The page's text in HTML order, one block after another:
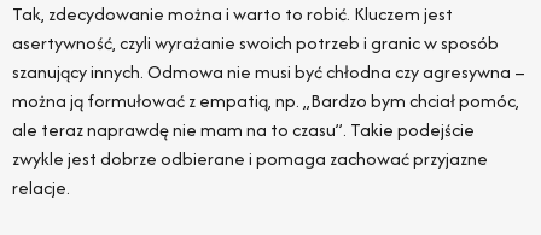
Tak, zdecydowanie można i warto to robić. Kluczem jest
asertywność, czyli wyrażanie swoich potrzeb i granic w sposób
szanujący innych. Odmowa nie musi być chłodna czy agresywna –
można ją formułować z empatią, np. „Bardzo bym chciał pomóc,
ale teraz naprawdę nie mam na to czasu”. Takie podejście
zwykle jest dobrze odbierane i pomaga zachować przyjazne
relacje.